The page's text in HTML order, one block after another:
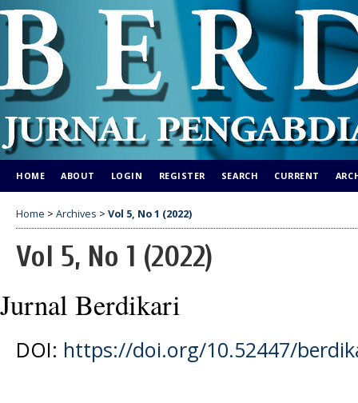
HOME ABOUT LOGIN REGISTER SEARCH CURRENT
Home > Archives > Vol 5, No 1 (2022)
Vol 5, No 1 (2022)
Jurnal Berdikari
DOI: https://doi.org/10.52447/